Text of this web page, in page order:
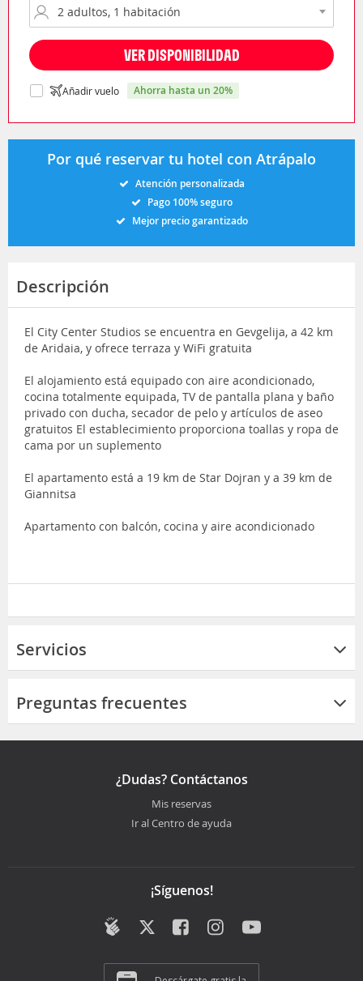
VER DISPONIBILIDAD
Añadir vuelo ahorra hasta un 20%
Por qué reservar tu hotel con Atrápalo
Atención personalizada
Pago 100% seguro
Mejor precio garantizado
Descripción
El City Center Studios se encuentra en Gevgelija, a 42 km
de Aridaia, y ofrece terraza y WiFi gratuita
El alojamiento está equipado con aire acondicionado,
cocina totalmente equipada, TV de pantalla plana y baño
privado con ducha, secador de pelo y artículos de aseo
gratuitos El establecimiento proporciona toallas y ropa de
cama por un suplemento
El apartamento está a 19 km de Star Dojran y a 39 km de
Giannitsa
Apartamento con balcón, cocina y aire acondicionado
Servicios
Preguntas frecuentes
¿Dudas? Contáctanos
Mis reservas
Ir al Centro de ayuda
¡Síguenos!